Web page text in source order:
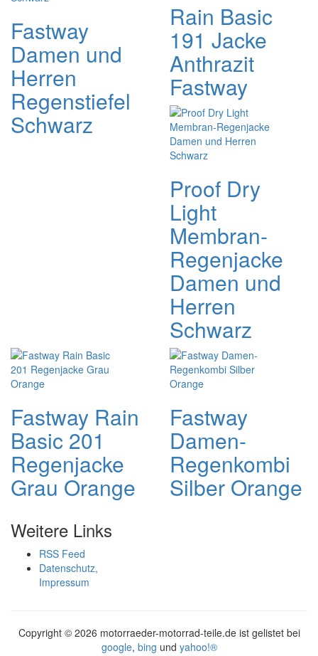
Fastway
Damen und
Herren
Regenstiefel
Schwarz
Rain Basic
191 Jacke
Anthrazit
Fastway
Proof Dry
Light
Membran-
Regenjacke
Damen und
Herren
Schwarz
Fastway Rain
Basic 201
Regenjacke
Grau Orange
Fastway
Damen-
Regenkombi
Silber Orange
Weitere Links
RSS Feed
Datenschutz,
Impressum
Copyright © 2026 motorraeder-motorrad-teile.de ist gelistet bei
google, bing und yahoo!®